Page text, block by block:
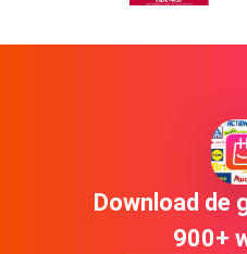
Download de
900+